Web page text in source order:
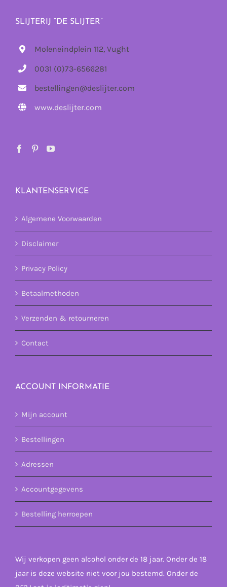
SLIJTERIJ “DE SLIJTER”
Moleneindplein 112, Vught
0031 (0)73-6566281
bestellingen@deslijter.com
www.deslijter.com
KLANTENSERVICE
Algemene Voorwaarden
Disclaimer
Privacy Policy
Betaalmethoden
Verzenden & retourneren
Contact
ACCOUNT INFORMATIE
Mijn account
Bestellingen
Adressen
Accountgegevens
Bestelling herroepen
Wij verkopen geen alcohol onder de 18 jaar. Onder de 18
jaar is deze website niet voor jou bestemd. Onder de